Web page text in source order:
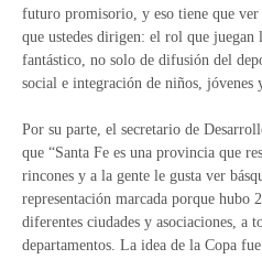
futuro promisorio, y eso tiene que
que ustedes dirigen: el rol que juegan
fantástico, no solo de difusión del
social e integración de niños,
Por su parte, el secretario de
que “Santa Fe es una provincia que
rincones y a la gente le gusta ver
representación marcada porque hubo
diferentes ciudades y asociaciones, a
departamentos. La idea de la Copa